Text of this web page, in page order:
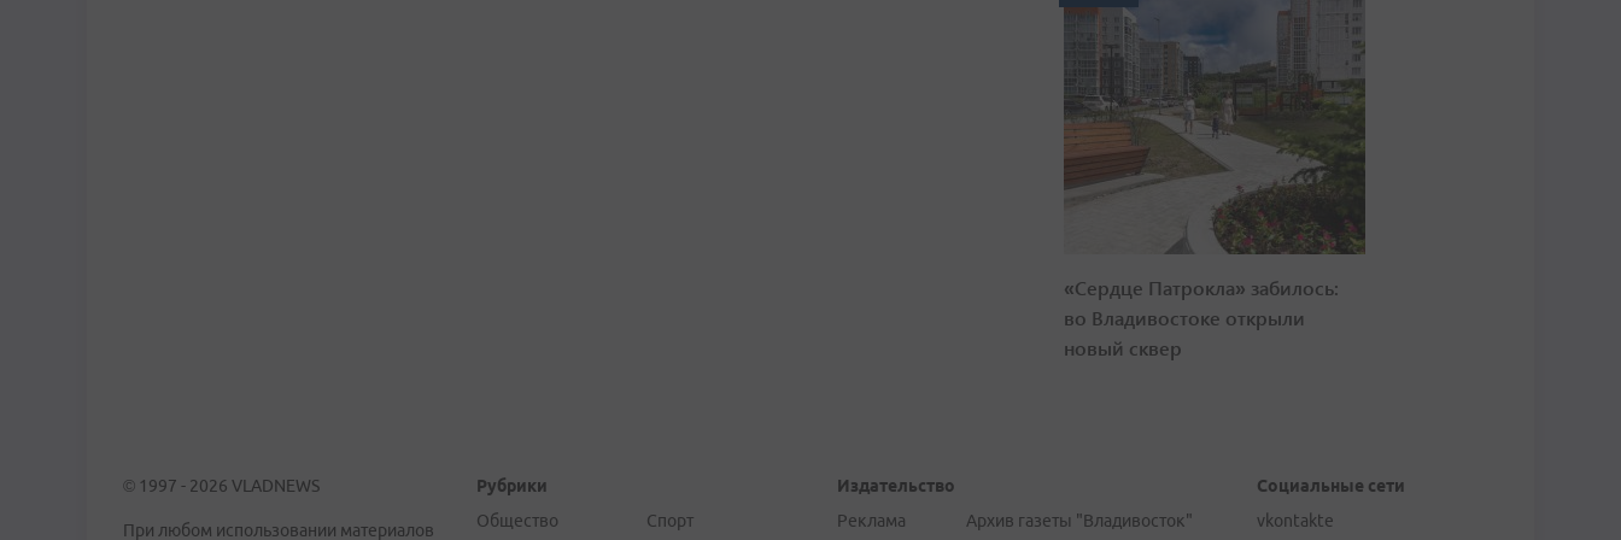
«Сердце Патрокла» забилось:
во Владивостоке открыли
новый сквер
© 1997 - 2026 VLADNEWS
При любом использовании материалов
Рубрики
Общество
Спорт
Издательство
Реклама
Архив газеты "Владивосток"
Социальные сети
vkontakte